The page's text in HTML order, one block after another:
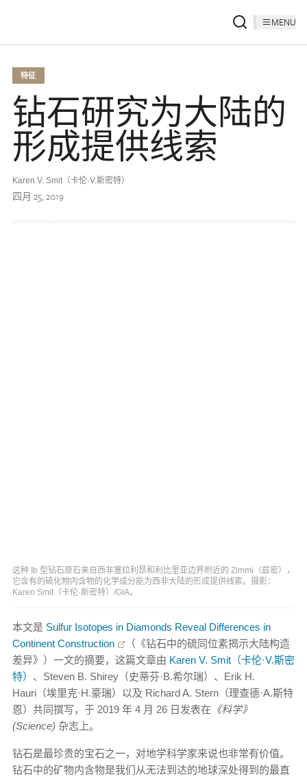
MENU
特征
钻石研究为大陆的
形成提供线索
Karen V. Smit（卡伦·V.斯密特）
四月 25, 2019
这种 Ib 型钻石原石来自西非塞拉利昂和利比里亚边界附近的 Zimmi（兹密），
它含有的硫化物内含物的化学成分能为西非大陆的形成提供线索。摄影：
Karen Smit（卡伦·斯密特）/GIA。
本文是 Sulfur Isotopes in Diamonds Reveal Differences in
Continent Construction
（《钻石中的硫同位素揭示大陆构造
差异》）一文的摘要，这篇文章由 Karen V. Smit（卡伦·V.斯密
特） 、 Steven B. Shirey（史蒂芬·B.希尔瑞）、Erik H.
Hauri（埃里克·H.豪瑞）以及 Richard A. Stern（理查德·A.斯特
恩）共同撰写，于 2019 年 4 月 26 日发表在 《科学》
(Science) 杂志上。
钻石是最珍贵的宝石之一，对地学科学家来说也非常有价值。
钻石中的矿物内含物是我们从无法到达的地球深处得到的最直